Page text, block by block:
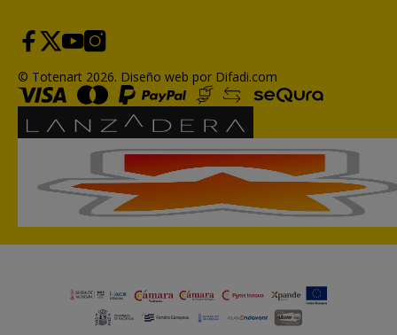
© Totenart 2026. Diseño web por Difadi.com